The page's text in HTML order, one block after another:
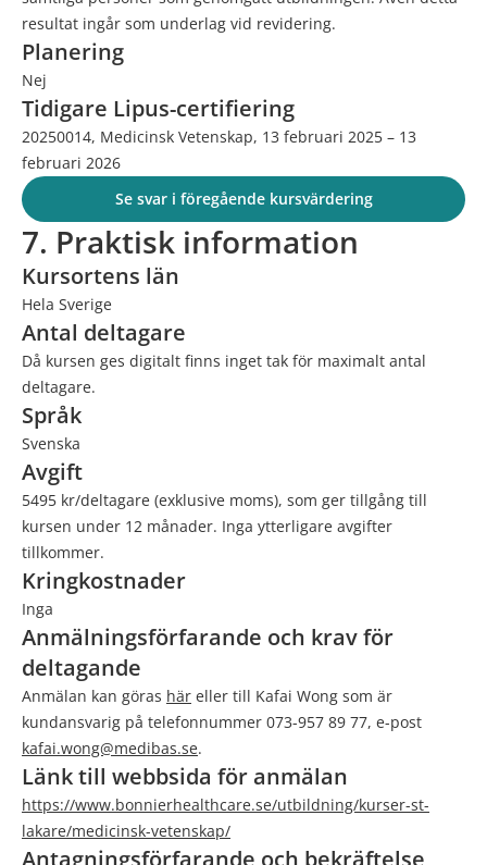
resultat ingår som underlag vid revidering.
Planering
Nej
Tidigare Lipus-certifiering
20250014, Medicinsk Vetenskap, 13 februari 2025 – 13
februari 2026
Se svar i föregående kursvärdering
7. Praktisk information
Kursortens län
Hela Sverige
Antal deltagare
Då kursen ges digitalt finns inget tak för maximalt antal
deltagare.
Språk
Svenska
Avgift
5495 kr/deltagare (exklusive moms), som ger tillgång till
kursen under 12 månader. Inga ytterligare avgifter
tillkommer.
Kringkostnader
Inga
Anmälningsförfarande och krav för
deltagande
Anmälan kan göras här eller till Kafai Wong som är
kundansvarig på telefonnummer 073-957 89 77, e-post
kafai.wong@medibas.se.
Länk till webbsida för anmälan
https://www.bonnierhealthcare.se/utbildning/kurser-st-
lakare/medicinsk-vetenskap/
Antagningsförfarande och bekräftelse